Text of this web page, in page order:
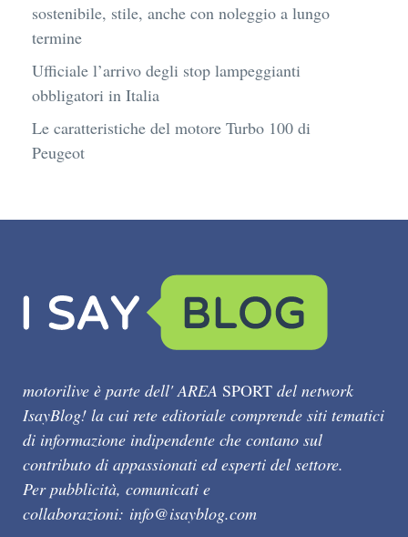
sostenibile, stile, anche con noleggio a lungo
termine
Ufficiale l’arrivo degli stop lampeggianti
obbligatori in Italia
Le caratteristiche del motore Turbo 100 di
Peugeot
motorilive è parte dell' AREA SPORT del network
IsayBlog! la cui rete editoriale comprende siti tematici
di informazione indipendente che contano sul
contributo di appassionati ed esperti del settore.
Per pubblicità, comunicati e
collaborazioni: info@isayblog.com